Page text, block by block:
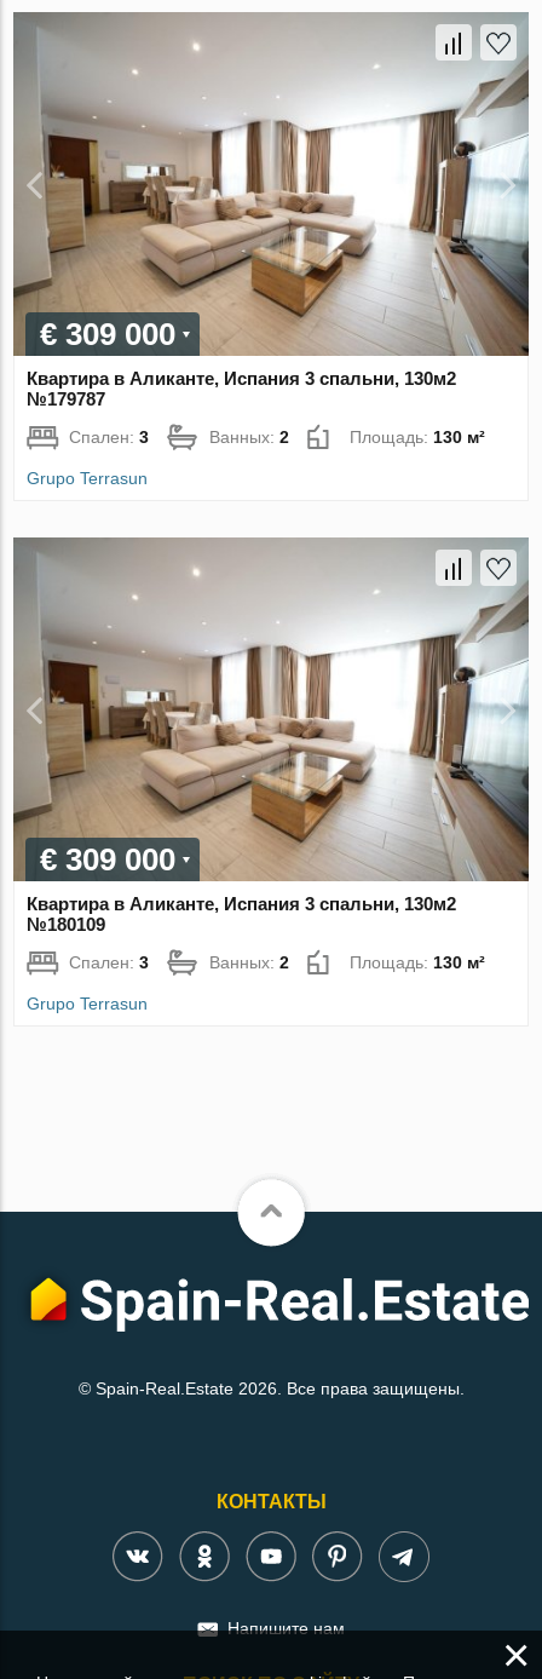
€ 309 000
Квартира в Аликанте, Испания 3 спальни, 130м2
№179787
Спален:3 Ванных:2 Площадь: 130 м²
Grupo Terrasun
€ 309 000
Квартира в Аликанте, Испания 3 спальни, 130м2
№180109
Спален:3 Ванных:2 Площадь: 130 м²
Grupo Terrasun
© Spain-Real.Estate 2026. Все права защищены.
КОНТАКТЫ
Напишите нам
×